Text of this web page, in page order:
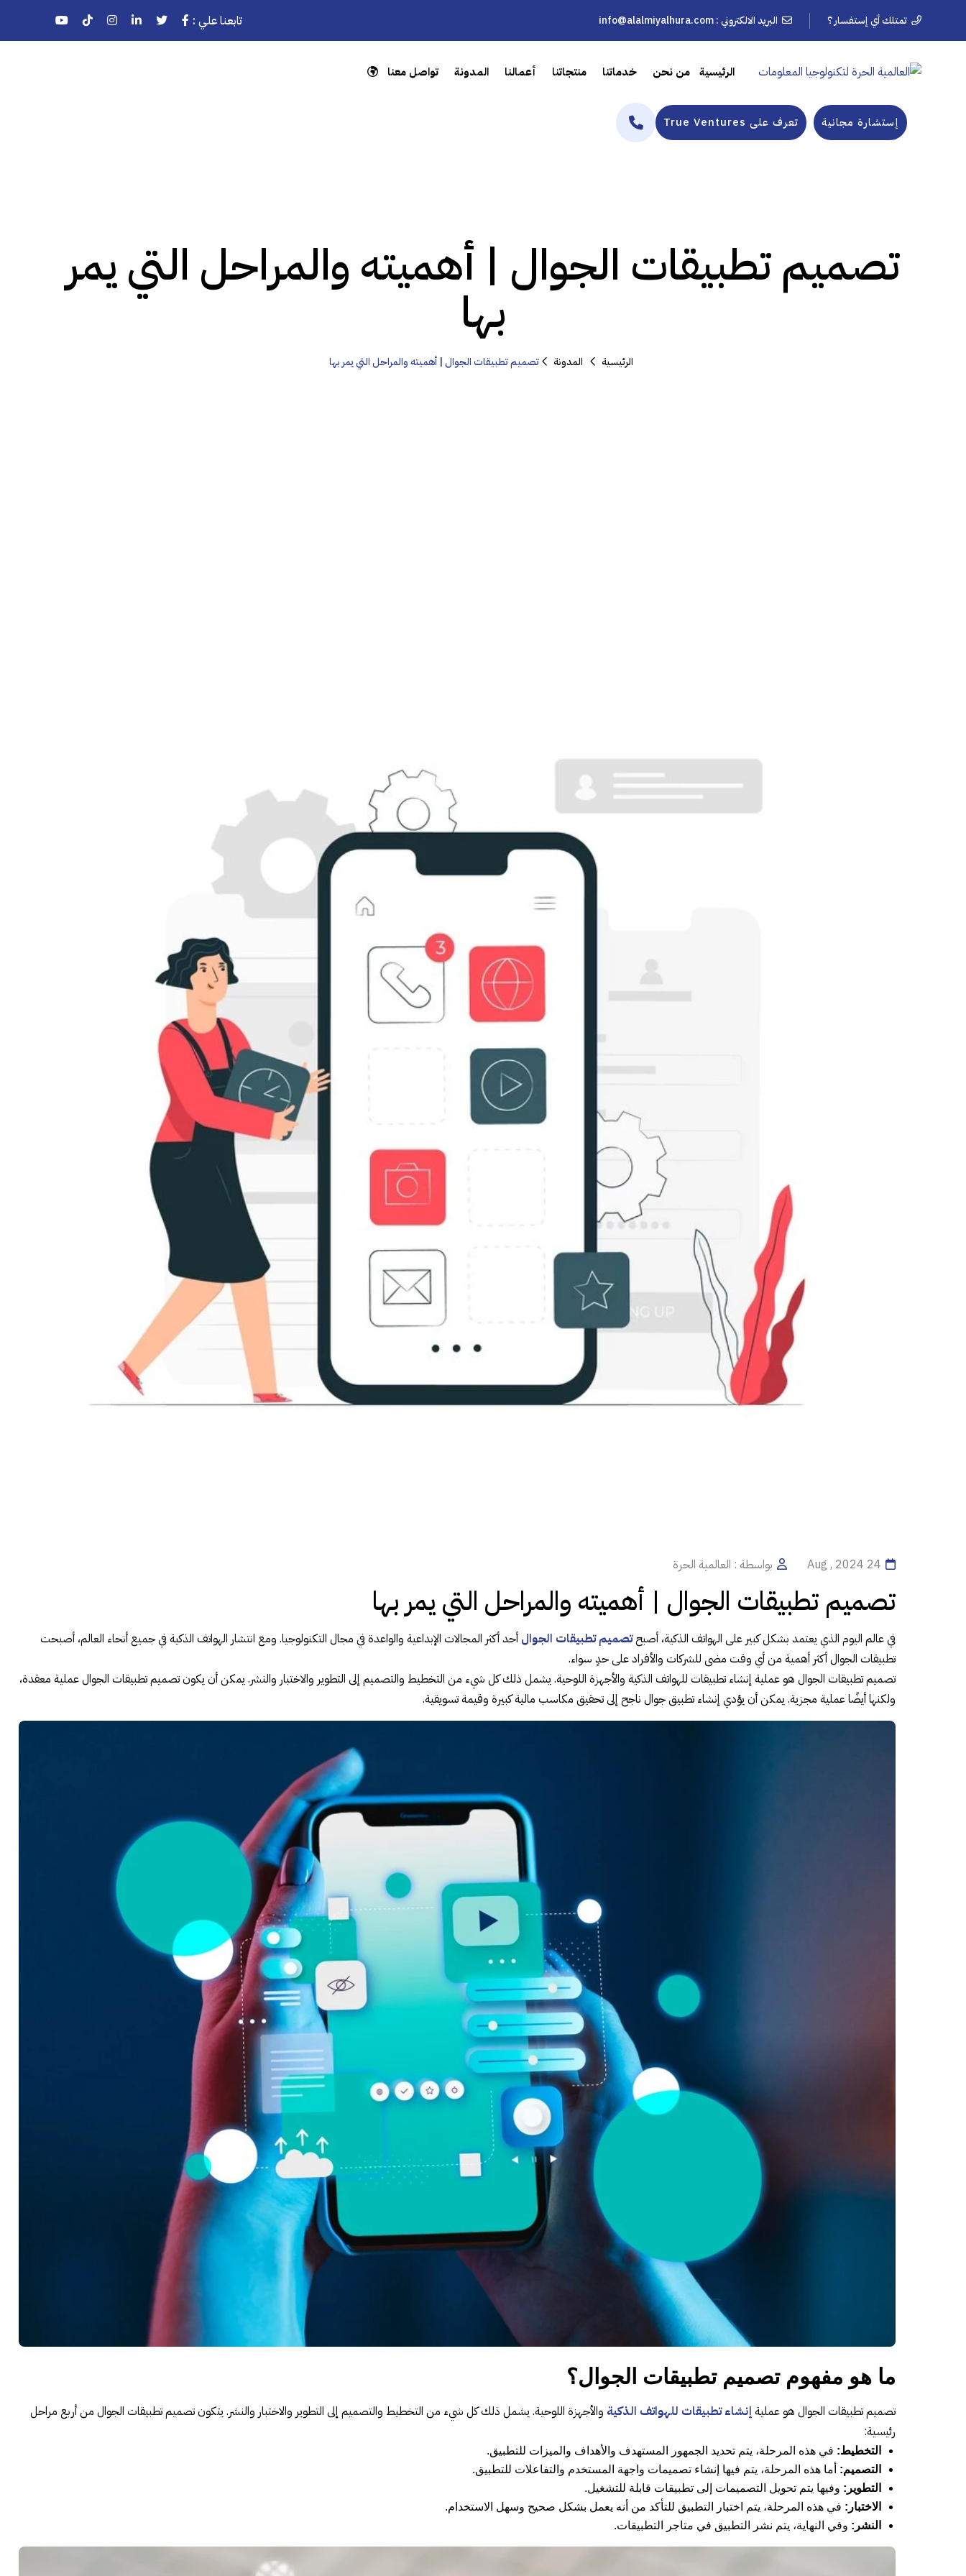
تمتلك أي إستفسار ؟ البريد الالكتروني :info@alalmiyalhura.com تابعنا علي :
الرئيسية من نحن خدماتنا منتجاتنا أعمالنا المدونة تواصل معنا
إستشارة مجانية تعرف على True Ventures
تصميم تطبيقات الجوال | أهميته والمراحل التي يمر
بها
الرئيسية المدونة تصميم تطبيقات الجوال | أهميته والمراحل التي يمر بها
24 Aug , 2024 بواسطة : العالمية الحرة
تصميم تطبيقات الجوال | أهميته والمراحل التي يمر بها
في عالم اليوم الذي يعتمد بشكل كبير على الهواتف الذكية، أصبحتصميم تطبيقات الجوال أحد أكثر المجالات الإبداعية والواعدة في مجال التكنولوجيا. ومع انتشار الهواتف الذكية في جميع أنحاء العالم، أصبحت
تطبيقات الجوال أكثر أهمية من أي وقت مضى للشركات والأفراد على حدٍ سواء.
تصميم تطبيقات الجوال هو عملية إنشاء تطبيقات للهواتف الذكية والأجهزة اللوحية. يشمل ذلك كل شيء من التخطيط والتصميم إلى التطوير والاختبار والنشر. يمكن أن يكون تصميم تطبيقات الجوال عملية معقدة،
ولكنها أيضًا عملية مجزية. يمكن أن يؤدي إنشاء تطبيق جوال ناجح إلى تحقيق مكاسب مالية كبيرة وقيمة تسويقية.
ما هو مفهوم تصميم تطبيقات الجوال؟
تصميم تطبيقات الجوال هو عملية إنشاء تطبيقات للهواتف الذكية والأجهزة اللوحية. يشمل ذلك كل شيء من التخطيط والتصميم إلى التطوير والاختبار والنشر. يتكون تصميم تطبيقات الجوال من أربع مراحل
رئيسية:
التخطيط: في هذه المرحلة، يتم تحديد الجمهور المستهدف والأهداف والميزات للتطبيق.
التصميم: أما هذه المرحلة، يتم فيها إنشاء تصميمات واجهة المستخدم والتفاعلات للتطبيق.
التطوير: وفيها يتم تحويل التصميمات إلى تطبيقات قابلة للتشغيل.
الاختبار: في هذه المرحلة، يتم اختبار التطبيق للتأكد من أنه يعمل بشكل صحيح وسهل الاستخدام.
النشر: وفي النهاية، يتم نشر التطبيق في متاجر التطبيقات.